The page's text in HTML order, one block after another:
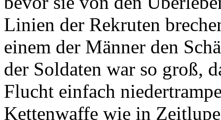
Linien der Rekruten
einem der Männer den
der Soldaten war so groß,
Flucht einfach
Kettenwaffe wie in